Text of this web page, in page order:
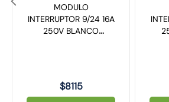
MODULO
INTERRUPTOR 9/24 16A
250V BLANCO
$8115